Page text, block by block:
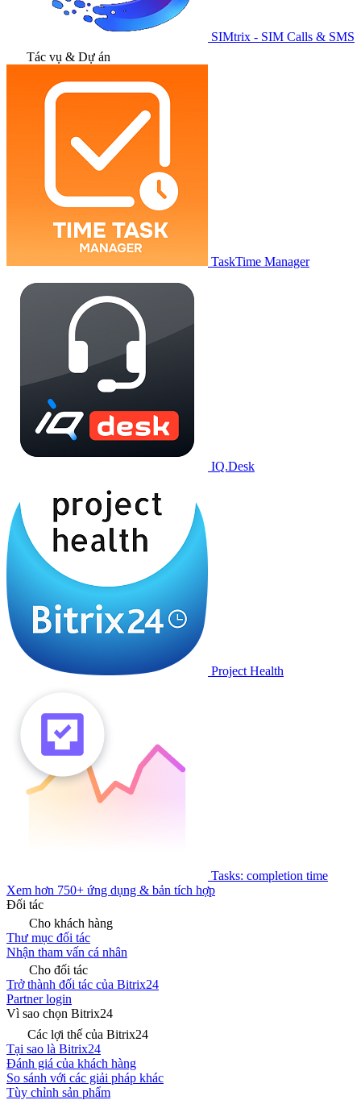
SIMtrix - SIM Calls & SMS
Tác vụ & Dự án
TaskTime Manager
IQ.Desk
Project Health
Tasks: completion time
Xem hơn 750+ ứng dụng & bản tích hợp
Đối tác
Cho khách hàng
Thư mục đối tác
Nhận tham vấn cá nhân
Cho đối tác
Trở thành đối tác của Bitrix24
Partner login
Vì sao chọn Bitrix24
Các lợi thế của Bitrix24
Tại sao là Bitrix24
Đánh giá của khách hàng
So sánh với các giải pháp khác
Tùy chỉnh sản phẩm